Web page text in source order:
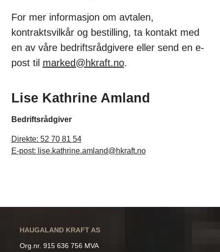
For mer informasjon om avtalen,
kontraktsvilkår og bestilling, ta kontakt med
en av våre bedriftsrådgivere eller send en e-
post til marked@hkraft.no.
Lise Kathrine Amland
Bedriftsrådgiver
Direkte: 52 70 81 54
E-post: lise.kathrine.amland@hkraft.no
HAUGALAND KRAFT AS
Org.nr. 915 636 756 MVA